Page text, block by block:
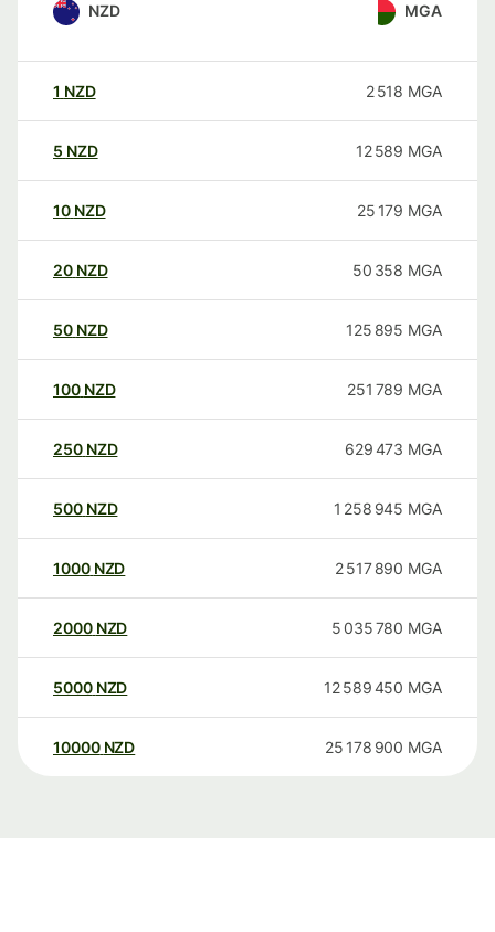
NZD MGA
1 NZD 2 518 MGA
5 NZD 12 589 MGA
10 NZD 25 179 MGA
20 NZD 50 358 MGA
50 NZD 125 895 MGA
100 NZD 251 789 MGA
250 NZD 629 473 MGA
500 NZD 1 258 945 MGA
1000 NZD 2 517 890 MGA
2000 NZD 5 035 780 MGA
5000 NZD 12 589 450 MGA
10000 NZD 25 178 900 MGA